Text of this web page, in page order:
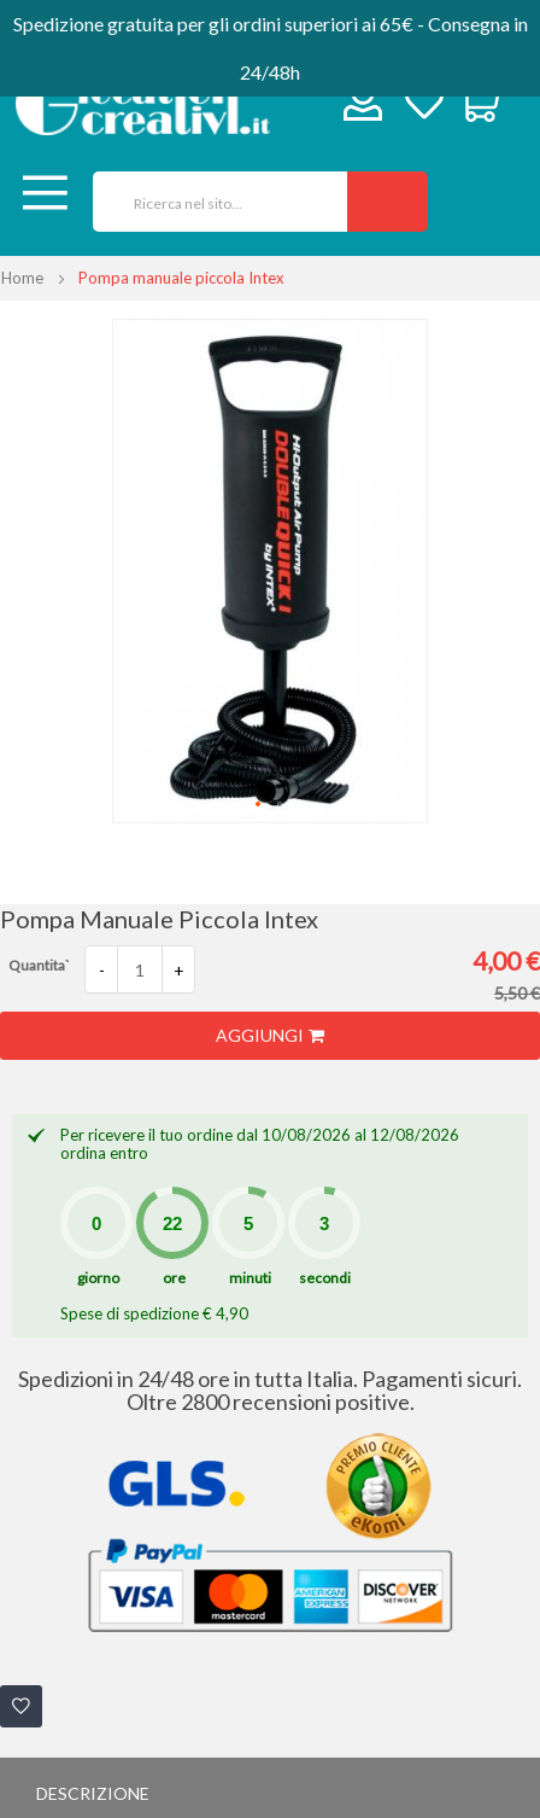
Spedizione gratuita per gli ordini superiori ai 65€ - Consegna in
24/48h
Home Pompa manuale piccola Intex
di
immagini
Pompa Manuale Piccola Intex
Quantita` - +
AGGIUNGI
4,00 €
5,50 €
Per ricevere il tuo ordine dal 10/08/2026 al 12/08/2026
ordina entro
giorno ore minuti secondi
Spese di spedizione € 4,90
Spedizioni in 24/48 ore in tutta Italia. Pagamenti sicuri.
Oltre 2800 recensioni positive.
DESCRIZIONE